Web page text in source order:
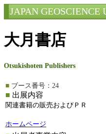
JAPAN GEOSCIENCE
大月書店
Otsukishoten Publishers
■ ブース番号：24
■ 出展内容
関連書籍の販売およびＰＲ
ホームページ